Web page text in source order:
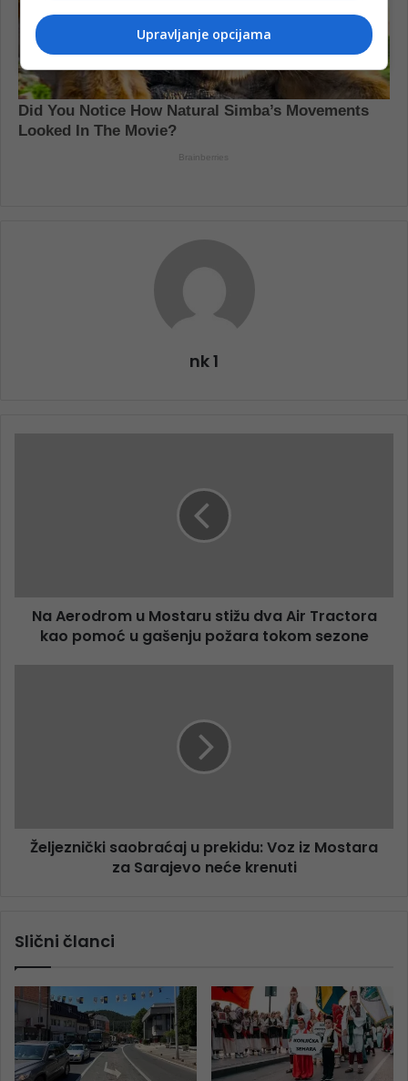
nk 1
Na Aerodrom u Mostaru stižu dva Air Tractora
kao pomoć u gašenju požara tokom sezone
Željeznički saobraćaj u prekidu: Voz iz Mostara
za Sarajevo neće krenuti
Slični članci
Upravljanje opcijama